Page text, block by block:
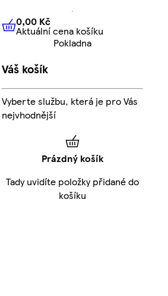
0,00 KčAktuální cena košíku
0,00 Kč
Aktuální cena košíku
Pokladna
Váš košík
Vyberte službu, která je pro Vás
nejvhodnější
Prázdný košík
Tady uvidíte položky přidané do
košíku